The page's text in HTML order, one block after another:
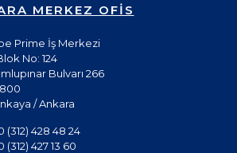
MERKEZ OFİS
Prime İş Merkezi
No: 124
Bulvarı 266
/ Ankara
(312) 428 48 24
(312) 427 13 60